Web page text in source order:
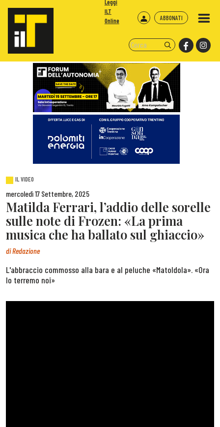
ABBONATI
Leggi
ILT
Online
IL VIDEO
mercoledì 17 Settembre, 2025
Matilda Ferrari, l’addio delle sorelle
sulle note di Frozen: «La prima
musica che ha ballato sul ghiaccio»
diRedazione
L'abbraccio commosso alla bara e al peluche «Matoldola». «Ora
lo terremo noi»